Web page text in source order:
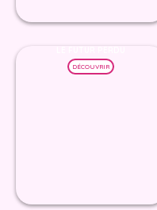
DÉCOUVRIR